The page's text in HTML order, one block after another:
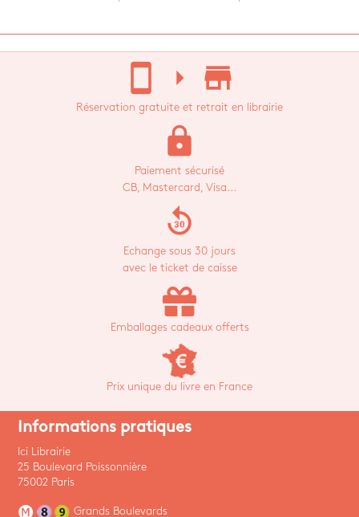
stay_current_portrait arrow_right store_mall_directory
Réservation gratuite et retrait en librairie
lock
Paiement sécurisé
CB, Mastercard, Visa...
replay_30
Echange sous 30 jours
avec le ticket de caisse
Emballages cadeaux offerts
Prix unique du livre en France
Informations pratiques
Ici Librairie
25 Boulevard Poissonnière
75002 Paris
Grands Boulevards